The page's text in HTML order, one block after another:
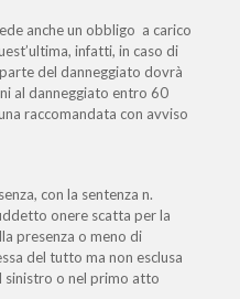
anche un obbligo a carico
infatti, in caso di
del danneggiato dovrà
al danneggiato entro 60
raccomandata con avviso
con la sentenza n.
onere scatta per la
presenza o meno di
del tutto ma non esclusa
sinistro o nel primo atto